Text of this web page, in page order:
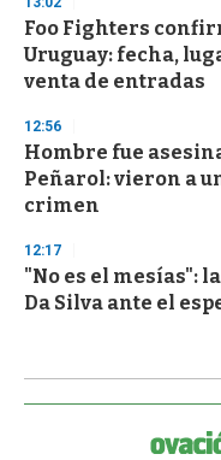
Foo Fighters
Uruguay: fecha,
venta de entradas
12:56
Hombre fue
Peñarol: vieron a
crimen
12:17
"No es el mesías":
Da Silva ante el